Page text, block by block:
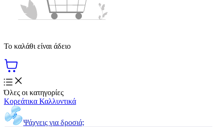
Το καλάθι είναι άδειο
Όλες οι κατηγορίες
Κορεάτικα Καλλυντικά
Ψάχνεις για δροσιά;